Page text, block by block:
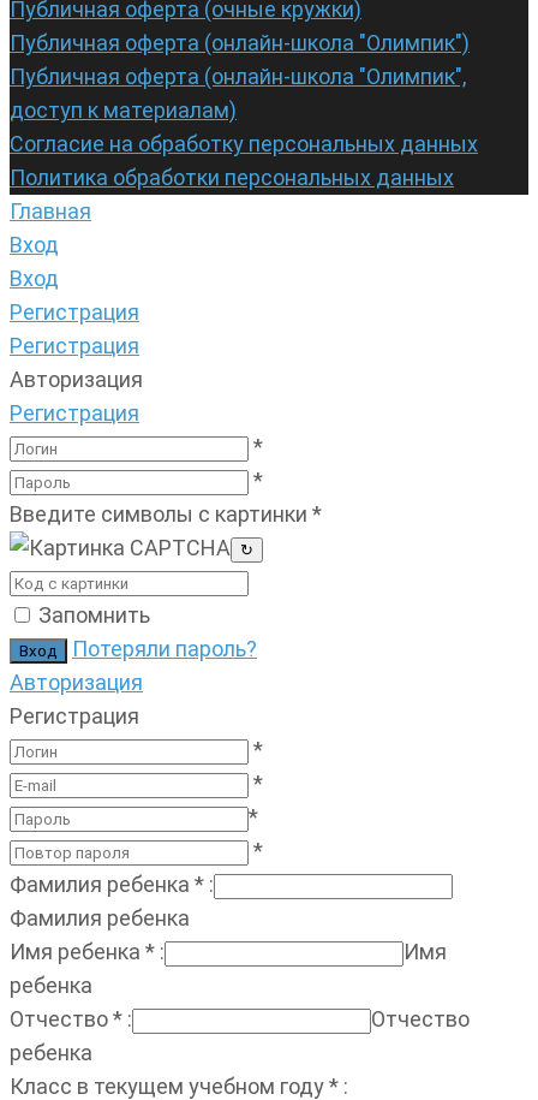
Публичная оферта (очные кружки)
Публичная оферта (онлайн-школа "Олимпик")
Публичная оферта (онлайн-школа "Олимпик",
доступ к материалам)
Согласие на обработку персональных данных
Политика обработки персональных данных
Главная
Вход
Вход
Регистрация
Регистрация
Авторизация
Регистрация
*
*
Введите символы с картинки *
↻
Запомнить
Потеряли пароль?
Авторизация
Регистрация
*
*
*
*
Фамилия ребенка * :
Фамилия ребенка
Имя ребенка * :
Имя
ребенка
Отчество* :
Отчество
ребенка
Класс в текущем учебном году* :